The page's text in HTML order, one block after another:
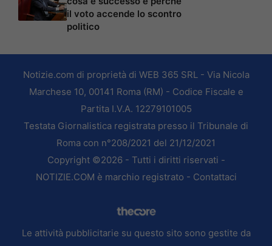
il voto accende lo scontro
politico
Notizie.com di proprietà di WEB 365 SRL - Via Nicola
Marchese 10, 00141 Roma (RM) - Codice Fiscale e
Partita I.V.A. 12279101005
Testata Giornalistica registrata presso il Tribunale di
Roma con n°208/2021 del 21/12/2021
Copyright ©2026 - Tutti i diritti riservati -
NOTIZIE.COM è marchio registrato - Contattaci
Le attività pubblicitarie su questo sito sono gestite da